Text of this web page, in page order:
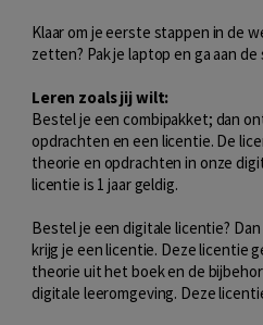
Klaar om je eerste stappen in de
zetten? Pak je laptop en ga aan de
Leren zoals jij wilt:
Bestel je een combipakket; dan
opdrachten en een licentie. De
theorie en opdrachten in onze
licentie is 1 jaar geldig.
Bestel je een digitale licentie?
krijg je een licentie. Deze licentie
theorie uit het boek en de
digitale leeromgeving. Deze